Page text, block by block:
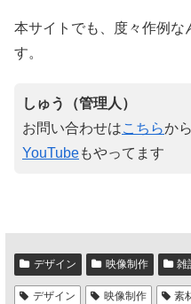
本サイトでも、度々作例な
す。
しゅう（管理人）
お問い合わせはこちらか
YouTubeもやってます
デザイン 映像制作 雑
デザイン 映像制作 素